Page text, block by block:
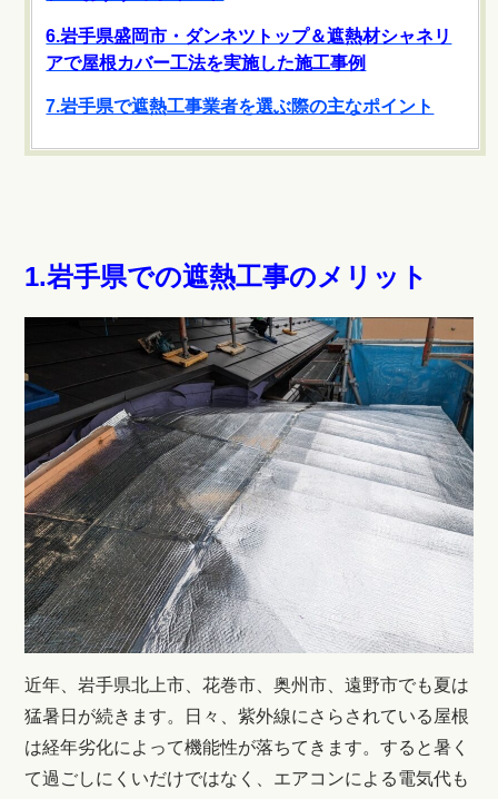
6.岩手県盛岡市・ダンネツトップ＆遮熱材シャネリ
アで屋根カバー工法を実施した施工事例
7.岩手県で遮熱工事業者を選ぶ際の主なポイント
1.岩手県での遮熱工事のメリット
近年、岩手県北上市、花巻市、奥州市、遠野市でも夏は
猛暑日が続きます。
日々、紫外線にさらされている屋根
は経年劣化によって機能性が落ちてきます。すると暑く
て過ごしにくいだけではなく、エアコンによる電気代も